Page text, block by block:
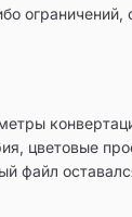
цветовые
файл